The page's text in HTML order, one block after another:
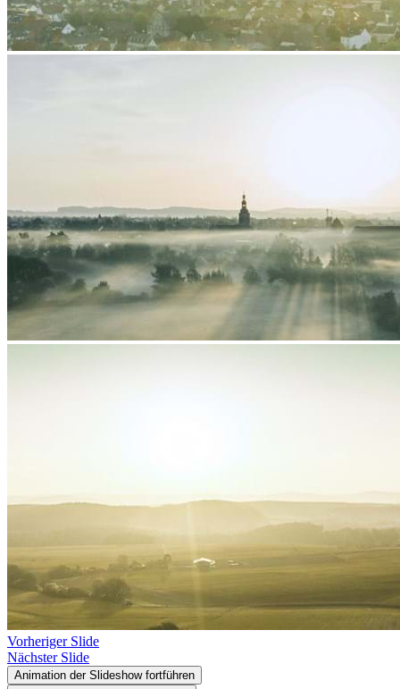
Vorheriger Slide
Nächster Slide
Animation der Slideshow fortführen